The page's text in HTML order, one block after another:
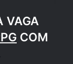
VAGA
COM